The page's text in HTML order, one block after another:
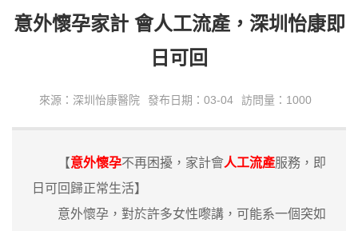
意外懷孕家計 會人工流產，深圳怡康即
日可回
來源：深圳怡康醫院 發布日期：03-04 訪問量：1000
【意外懷孕不再困擾，家計會人工流產服務，即
日可回歸正常生活】
意外懷孕，對於許多女性嚟講，可能系一個突如